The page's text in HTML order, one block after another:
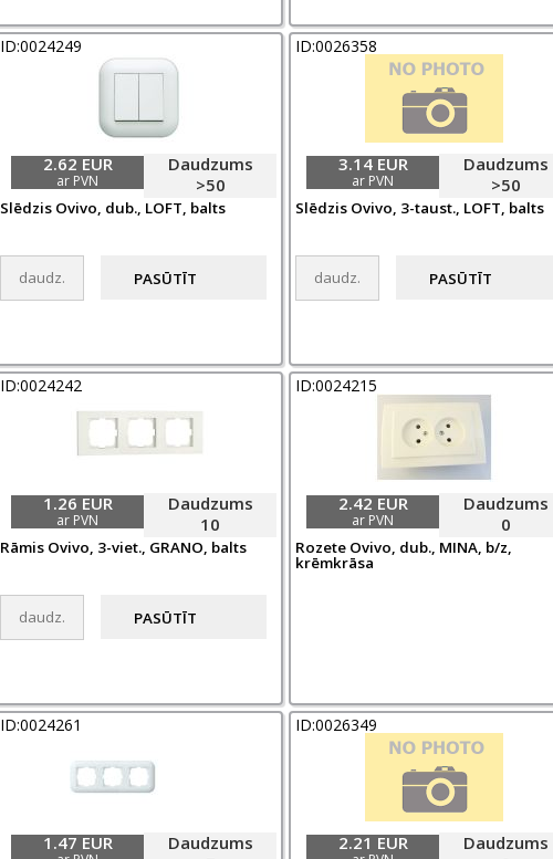
ID:0024249
Daudzums
>50
2.62 EUR
ar PVN
Slēdzis Ovivo, dub., LOFT, balts
ID:0026358
Daudzums
>50
3.14 EUR
ar PVN
Slēdzis Ovivo, 3-taust., LOFT, balts
ID:0024242
Daudzums
10
1.26 EUR
ar PVN
Rāmis Ovivo, 3-viet., GRANO, balts
ID:0024215
Daudzums
0
2.42 EUR
ar PVN
Rozete Ovivo, dub., MINA, b/z,
krēmkrāsa
ID:0024261
Daudzums
1.47 EUR
ID:0026349
Daudzums
2.21 EUR